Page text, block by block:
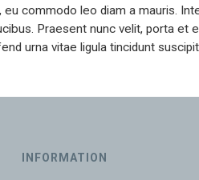
commodo leo diam a mauris.
Praesent nunc velit, porta et
urna vitae ligula tincidunt
INFORMATION